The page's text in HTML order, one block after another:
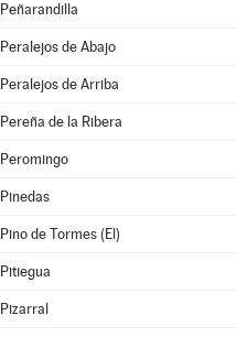
Peñarandilla
Peralejos de Abajo
Peralejos de Arriba
Pereña de la Ribera
Peromingo
Pinedas
Pino de Tormes (El)
Pitiegua
Pizarral